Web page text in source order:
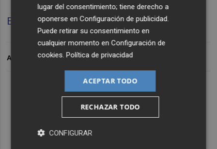
Lo Más Escuchado
Suscríbete al canal de
Whatsapp
Escucha aquí laParte Ide la entrevista
ARCHIVADO EN
lugar del consentimiento; tiene derecho a
oponerse enConfiguración de publicidad.
Puede retirar su consentimiento en
cualquier momento enConfiguración de
cookies.Política de privacidad
ACEPTAR TODO
RECHAZAR TODO
CONFIGURAR